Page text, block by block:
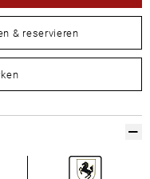
& reservieren
Größe aus